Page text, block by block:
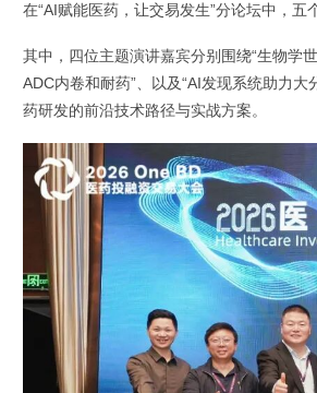
在“AI赋能医药，让交易发生”分论坛中，
其中，四位主题演讲嘉宾分别围绕“生物学
ADC内卷和耐药”、以及“AI发现系统助力
药研发的前沿技术路径与实战方案。